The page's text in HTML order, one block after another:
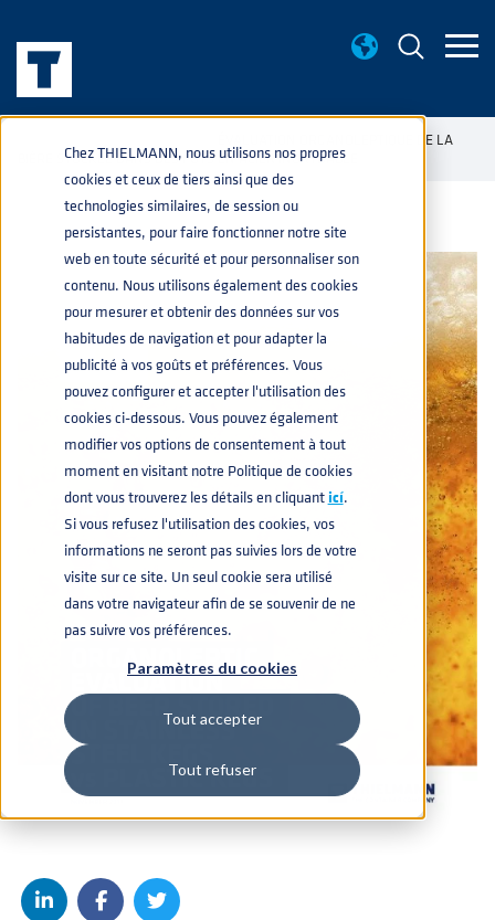
Chez THIELMANN, nous utilisons nos propres
cookies et ceux de tiers ainsi que des
technologies similaires, de session ou
persistantes, pour faire fonctionner notre site
web en toute sécurité et pour personnaliser son
contenu. Nous utilisons également des cookies
pour mesurer et obtenir des données sur vos
habitudes de navigation et pour adapter la
publicité à vos goûts et préférences. Vous
pouvez configurer et accepter l'utilisation des
cookies ci-dessous. Vous pouvez également
modifier vos options de consentement à tout
moment en visitant notre Politique de cookies
dont vous trouverez les détails en cliquanticí.
Si vous refusez l'utilisation des cookies, vos
informations ne seront pas suivies lors de votre
visite sur ce site. Un seul cookie sera utilisé
dans votre navigateur afin de se souvenir de ne
pas suivre vos préférences.
Paramètres du cookies
Tout accepter
Tout refuser
ÉVALUATION ORGANOLEPTIQUE DE LA
BIÈRE STOCKÉE DANS DES FÛTS EN ACIER INOXYDABLE